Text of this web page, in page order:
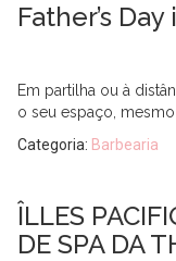
Father’s
Em partilha ou à
o seu espaço,
Categoria: Barbearia
ÎLLES
DE SPA DA